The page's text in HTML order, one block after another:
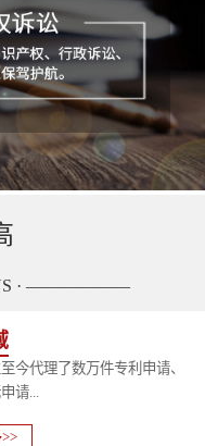
· ——————
今代理了数万件专利申请、
请...